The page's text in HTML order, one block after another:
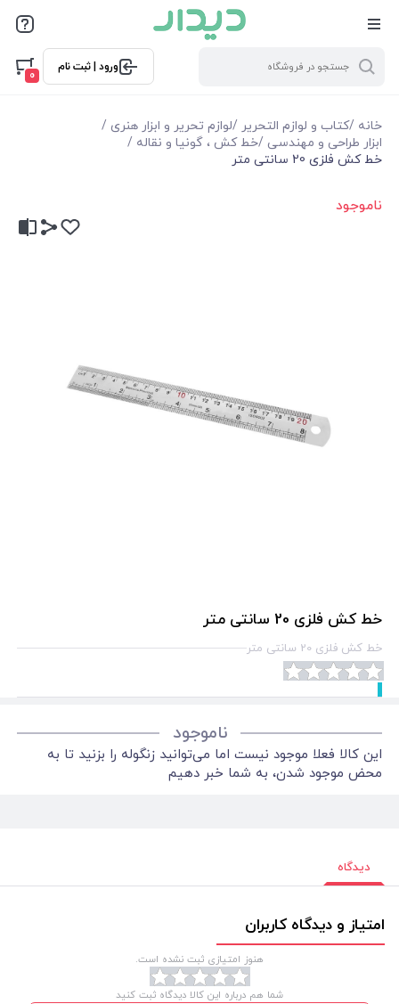
ورود | ثبت نام
0
خانه /کتاب و لوازم التحریر /لوازم تحریر و ابزار هنری /
ابزار طراحی و مهندسی /خط کش ، گونیا و نقاله /
خط کش فلزی 20 سانتی متر
ناموجود
خط کش فلزی 20 سانتی متر
خط کش فلزی 20 سانتی متر
ناموجود
این کالا فعلا موجود نیست اما می‌توانید زنگوله را بزنید تا به
محض موجود شدن، به شما خبر دهیم
دیدگاه
امتیاز و دیدگاه کاربران
هنوز امتیازی ثبت نشده است.
شما هم درباره این کالا دیدگاه ثبت کنید